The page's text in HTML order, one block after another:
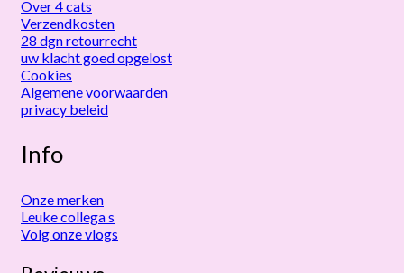
Over 4 cats
Verzendkosten
28 dgn retourrecht
uw klacht goed opgelost
Cookies
Algemene voorwaarden
privacy beleid
Info
Onze merken
Leuke collega s
Volg onze vlogs